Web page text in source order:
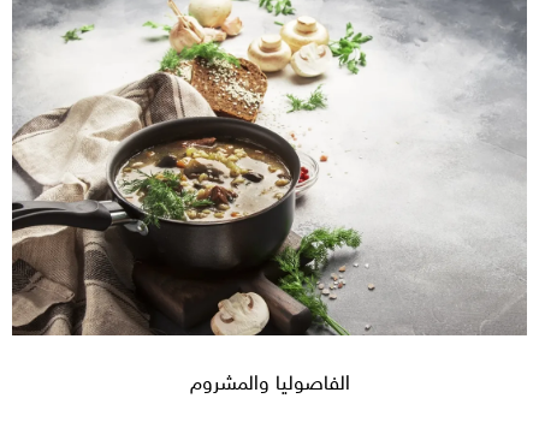
الفاصوليا والمشروم